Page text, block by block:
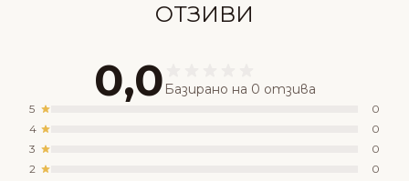
ОТЗИВИ
0,0 Базирано на 0 отзива
5
0
4
0
3
0
2
0